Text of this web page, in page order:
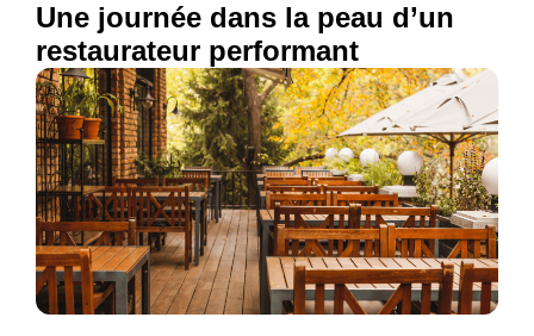
Une journée dans la peau d’un
restaurateur performant